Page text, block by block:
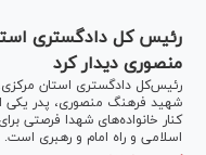
رئیس کل دادگستری
منصوری دیدار کرد
رئیس‌کل دادگستری استان
شهید فرهنگ منصوری، پدر یکی
کنار خانواده‌های شهدا فرصتی
اسلامی و راه امام و رهبری است.